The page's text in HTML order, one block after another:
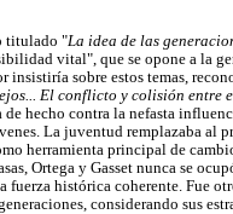
titulado "La idea de las
vital", que se opone a la
insistiría sobre estos temas,
El conflicto y colisión entre
hecho contra la nefasta
La juventud remplazaba al
herramienta principal de
Ortega y Gasset nunca se
histórica coherente. Fue
considerando sus